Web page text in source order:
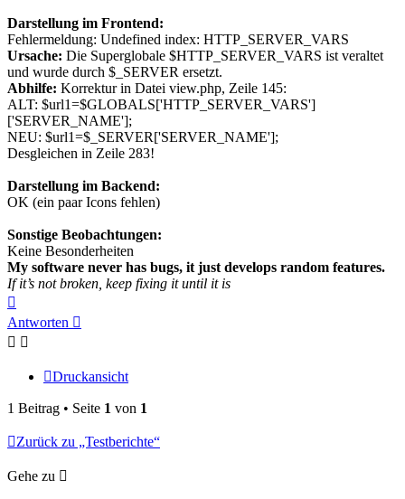
Darstellung im Frontend:
Fehlermeldung: Undefined index: HTTP_SERVER_VARS
Ursache: Die Superglobale $HTTP_SERVER_VARS ist veraltet
und wurde durch $_SERVER ersetzt.
Abhilfe: Korrektur in Datei view.php, Zeile 145:
ALT: $url1=$GLOBALS['HTTP_SERVER_VARS']
['SERVER_NAME'];
NEU: $url1=$_SERVER['SERVER_NAME'];
Desgleichen in Zeile 283!
Darstellung im Backend:
OK (ein paar Icons fehlen)
Sonstige Beobachtungen:
Keine Besonderheiten
My software never has bugs, it just develops random features.
If it’s not broken, keep fixing it until it is
oben
Antworten
Druckansicht
1 Beitrag • Seite 1 von 1
Zurück zu „Testberichte“
Gehe zu